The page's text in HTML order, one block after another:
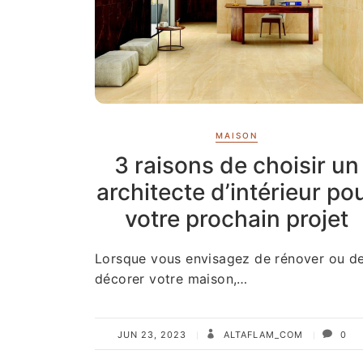
MAISON
3 raisons de choisir un
architecte d’intérieur
votre prochain projet
Lorsque vous envisagez de rénover ou
décorer votre maison,…
JUN 23, 2023 ALTAFLAM_COM 0